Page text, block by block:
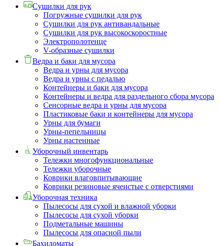
Сушилки для рук
Погружные сушилки для рук
Сушилки для рук антивандальные
Сушилки для рук высокоскоростные
Электрополотенце
V-образные сушилки
Ведра и баки для мусора
Ведра и урны для мусора
Ведра и урны с педалью
Контейнеры и баки для мусора
Контейнеры и ведра для раздельного сбора мусора
Сенсорные ведра и урны для мусора
Пластиковые баки и контейнеры для мусора
Урны для бумаги
Урны-пепельницы
Урны настенные
Уборочный инвентарь
Тележки многофункциональные
Тележки уборочные
Коврики влаговпитывающие
Коврики резиновые ячеистые с отверстиями
Уборочная техника
Пылесосы для сухой и влажной уборки
Пылесосы для сухой уборки
Подметальные машины
Пылесосы для опасной пыли
Бахиломаты